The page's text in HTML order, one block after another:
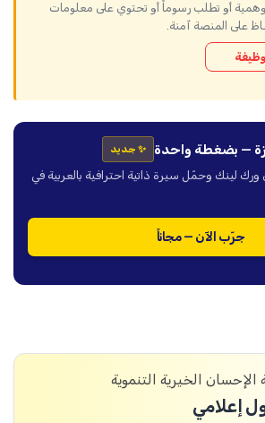
وهمية أو تطلب رسوماً أو تحتوي على معلومات
على المنصة آمنة.
— بضغطة واحدة ✨ جديد
لينك وحمّل سيرة ذاتية احترافية بالعربية في
جرّب الآن — مجاناً
الخيرية التنموية
إعلامي